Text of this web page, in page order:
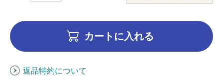
カートに入れる
返品特約について